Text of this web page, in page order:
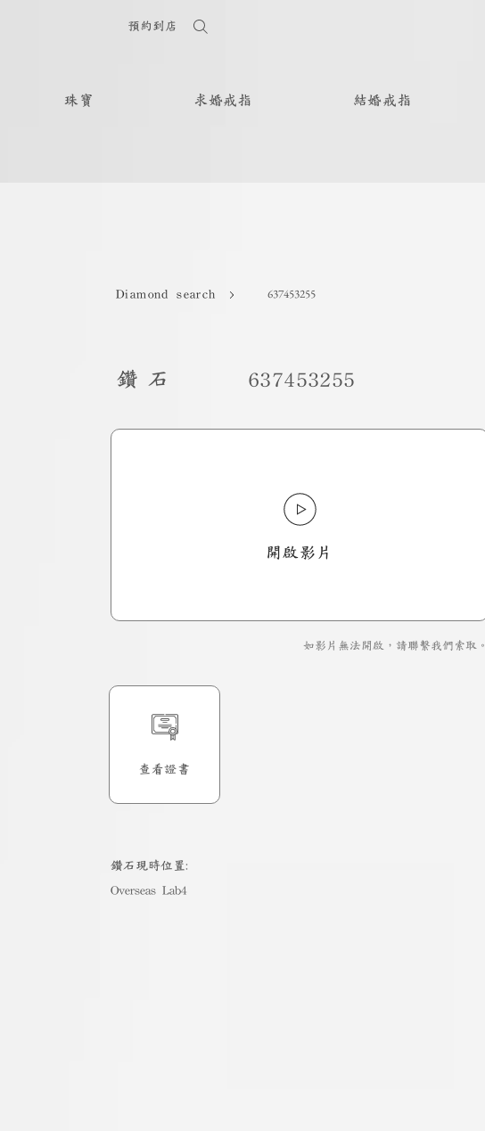
預約到店
珠寶 求婚戒指 結婚戒指
Diamond search 637453255
637453255
鑽石
開啟影片
如影片無法開啟，請聯繫我們索取。
查看證書
​鑽石現時位置:
Overseas Lab4